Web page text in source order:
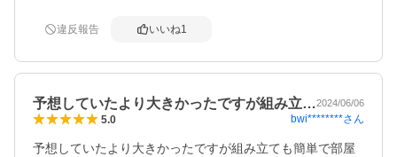
違反報告 いいね1
予想していたより大きかったですが組み立…2024/06/06
5.0 bwi********さん
予想していたより大きかったですが組み立ても簡単で部屋